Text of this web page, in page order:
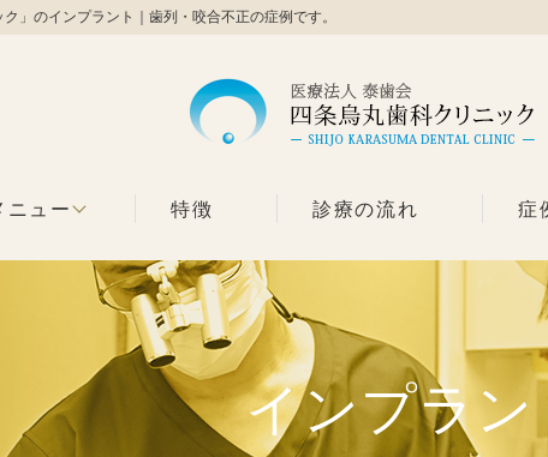
」のインプラント｜歯列・咬合不正の症例です。
ニュー 特徴 診療の流れ 症
インプラン